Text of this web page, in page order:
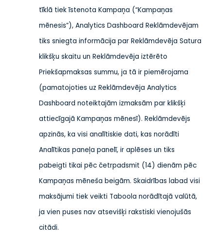
tīklā tiek īstenota Kampaņa (“Kampaņas
mēnesis”), Analytics Dashboard Reklāmdevējam
tiks sniegta informācija par Reklāmdevēja Satura
klikšķu skaitu un Reklāmdevēja iztērēto
Priekšapmaksas summu, ja tā ir piemērojama
(pamatojoties uz Reklāmdevēja Analytics
Dashboard noteiktajām izmaksām par klikšķi
attiecīgajā Kampaņas mēnesī). Reklāmdevējs
apzinās, ka visi analītiskie dati, kas norādīti
Analītikas paneļa panelī, ir aplēses un tiks
pabeigti tikai pēc četrpadsmit (14) dienām pēc
Kampaņas mēneša beigām. Skaidrības labad visi
maksājumi tiek veikti Taboola norādītajā valūtā,
ja vien puses nav atsevišķi rakstiski vienojušās
citādi.